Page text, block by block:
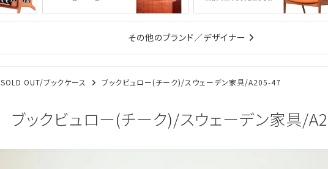
その他のブランド／デザイナー
SOLD OUT/ブックケース ブックビュロー(チーク)/スウェーデン家具/A205-47
ブックビュロー(チーク)/スウェーデン家具/